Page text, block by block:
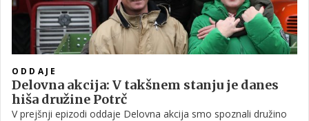
ODDAJE
Delovna akcija: V takšnem stanju je danes
hiša družine Potrč
V prejšnji epizodi oddaje Delovna akcija smo spoznali družino